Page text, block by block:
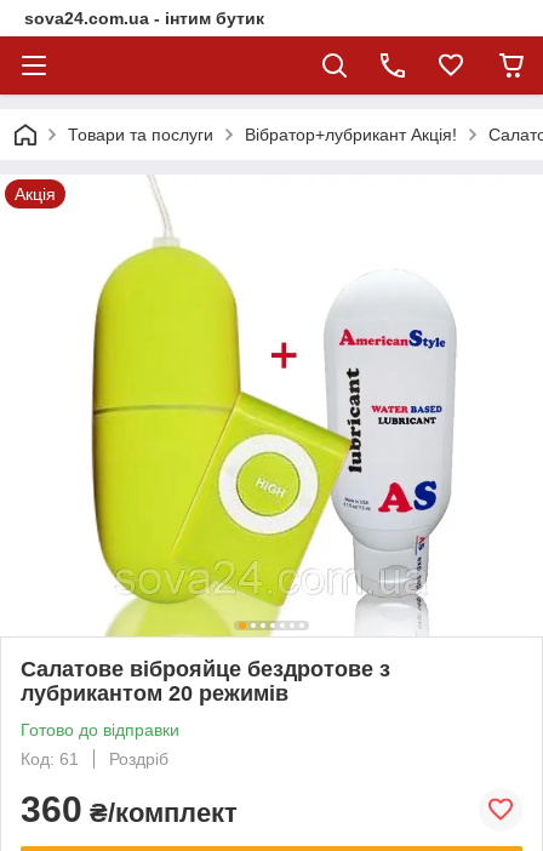
sova24.com.ua - інтим бутик
Товари та послуги Вібратор+лубрикант Акція!
Акція
Салатове віброяйце бездротове з
лубрикантом 20 режимів
Готово до відправки
Код: 61
Роздріб
360 ₴/комплект